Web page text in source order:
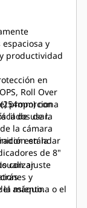
necesario que
un 10% más
podrá
con menos
Cat
la carga útil
un 35 % en
cuchillas
carga para
es estándar,
la parte
para un
y
productividad
en
Roll Over
proporciona
lados de la
estándar
de 8"
y
la máquina o el
con
de usar.
la cámara
en la
con ajuste
asiento.